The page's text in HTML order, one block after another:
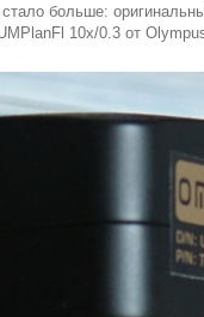
больше:
10x/0.3 от